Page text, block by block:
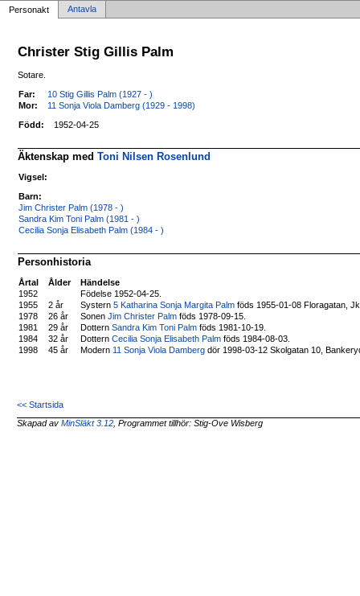
Personakt Antavla
Christer Stig Gillis Palm
Sotare.
Far:
10 Stig Gillis Palm (1927 - )
Mor:
11 Sonja Viola Damberg (1929 - 1998)
Född: 1952-04-25
Äktenskap medToni Nilsen Rosenlund
Vigsel:
Barn:
Jim Christer Palm (1978 - )
Sandra Kim Toni Palm (1981 - )
Cecilia Sonja Elisabeth Palm (1984 - )
Personhistoria
Årtal Ålder
Händelse
1952
Födelse 1952-04-25.
1955
2 år Systern5 Katharina Sonja Margita Palm föds 1955-01-08 Floragatan,
1978
26 år SonenJim Christer Palm föds 1978-09-15.
1981
29 år DotternSandra Kim Toni Palm föds 1981-10-19.
1984
32 år DotternCecilia Sonja Elisabeth Palm föds 1984-08-03.
1998
45 år Modern 11 Sonja Viola Damberg dör 1998-03-12 Skolgatan 10,
<< Startsida
Skapad avMinSläkt 3.12 , Programmet tillhör: Stig-Ove Wisberg